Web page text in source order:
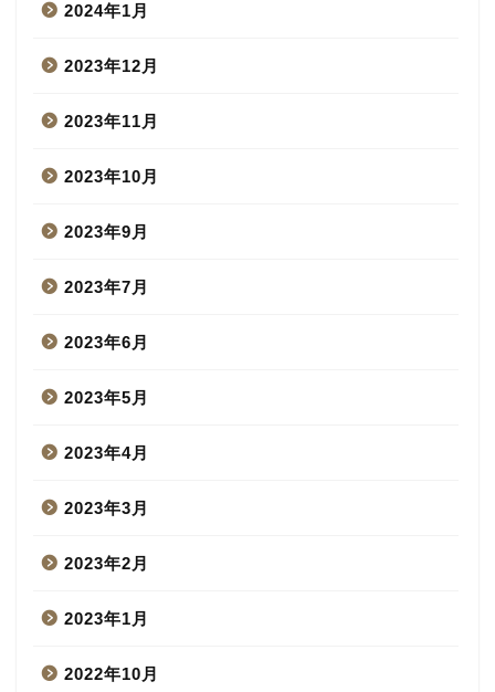
2024年1月
2023年12月
2023年11月
2023年10月
2023年9月
2023年7月
2023年6月
2023年5月
2023年4月
2023年3月
2023年2月
2023年1月
2022年10月